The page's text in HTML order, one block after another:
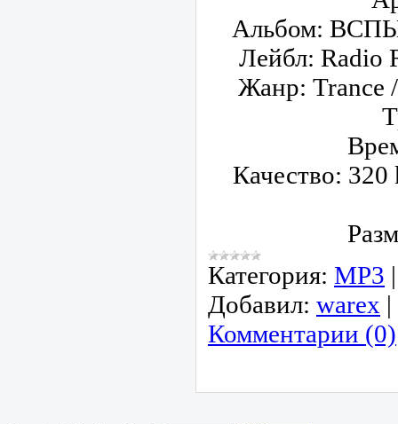
Альбом:
Лейбл: Radio
Жанр: Trance
Качество:
Категория: МР3
Добавил: warex |
Комментарии (0)